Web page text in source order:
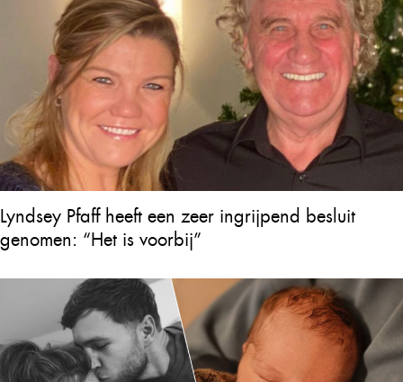
Lyndsey Pfaff heeft een zeer ingrijpend besluit
genomen: “Het is voorbij”